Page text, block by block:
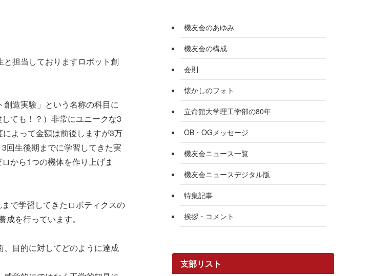
ても！？）非常にユニークな3
よって金額は前後しますが3万
回生後期までに学習してきた実
から1つの機体を作り上げま
で学習してきたロボティクスの
を行っています。
機友会のあゆみ
機友会の構成
会則
懐かしのフォト
立命館大学理工学部の80年
OB・OGメッセージ
機友会ニュース一覧
機友会ニュースデジタル版
特集記事
挨拶・コメント
支部リスト